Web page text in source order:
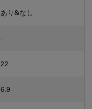
あり&なし
-
22
6.9